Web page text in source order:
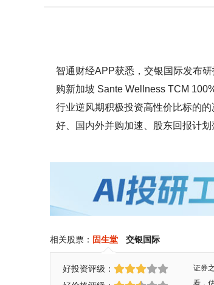
智通财经APP获悉，交银国际发布
购新加坡 Sante Wellness TCM
行业逆风期积极投资高性价比标的
好、国内外并购加速、股东回报计划
相关股票： 固生堂 交银国际
好投资评级：
证券
看，